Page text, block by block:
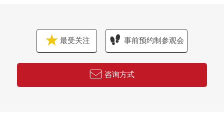
最受关注 事前预约制参观会
咨询方式